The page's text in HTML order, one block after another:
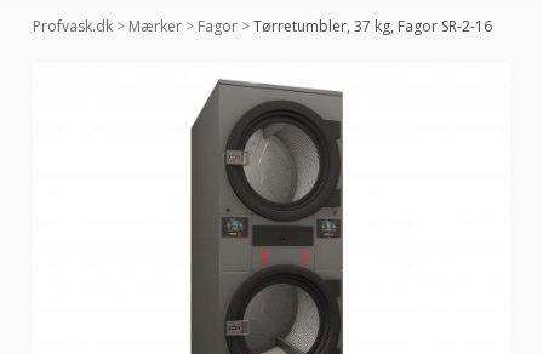
Profvask.dk > Mærker > Fagor >Tørretumbler, 37 kg, Fagor SR-2-16